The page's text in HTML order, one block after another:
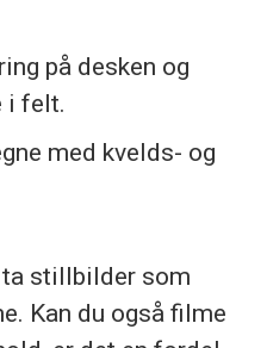
på desken og
i felt.
med kvelds- og
ta stillbilder som
Kan du også filme